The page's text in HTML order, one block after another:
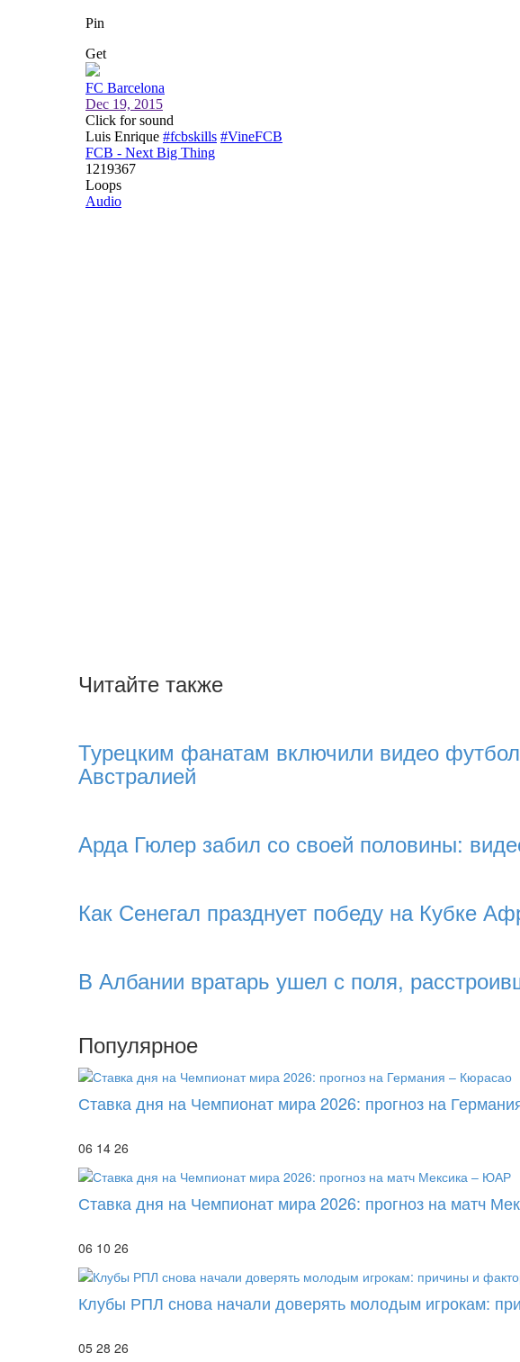
Читайте также
Турецким фанатам включили видео
Австралией
Арда Гюлер забил со своей половины:
Как Сенегал празднует победу на Кубке
В Албании вратарь ушел с поля,
Популярное
Ставка дня на Чемпионат мира 2026: прогноз на
06 14 26
Ставка дня на Чемпионат мира 2026: прогноз на матч
06 10 26
Клубы РПЛ снова начали доверять молодым игрокам:
05 28 26